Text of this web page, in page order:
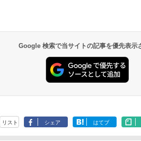
Google 検索で当サイトの記事を優先表示
リスト シェア はてブ